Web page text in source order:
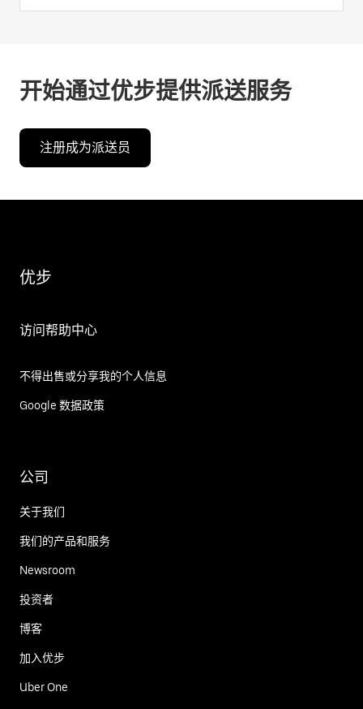
开始通过优步提供派送服务
注册成为派送员
优步
访问帮助中心
不得出售或分享我的个人信息
Google 数据政策
公司
关于我们
我们的产品和服务
Newsroom
投资者
博客
加入优步
Uber One